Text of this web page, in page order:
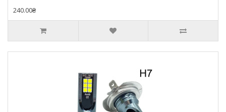
240.00₴